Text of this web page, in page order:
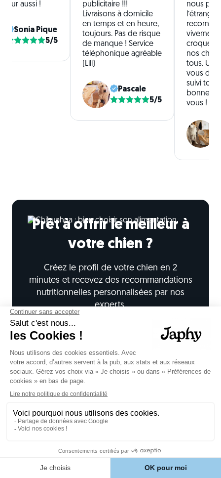
aussi !
Sonia Pique
5/5
publicitaire !!!
Livraisons à domicile
en temps et en heure,
toujours. Pas de risque
de manque ! Service
téléphonique agréable
(Lili)
Pascale
5/5
nous
vivement
nos
tous. Un
vous de
suivi tout
bonne
vous !
Prêt à offrir le meilleur à
votre chien ?
Créez le profil de votre chien en 2
minutes et recevez des recommandations
nutritionnelles personnalisées par nos
experts.
Créer mon profil chien
⚡ Offre d'essai : -50% sur la première
commande